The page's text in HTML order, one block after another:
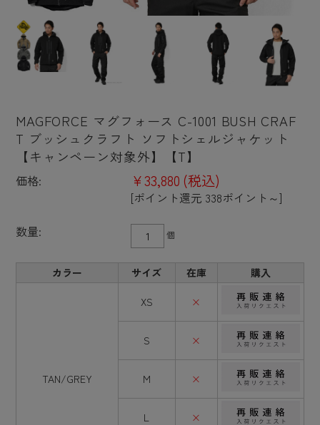
MAGFORCE マグフォース C-1001 BUSH CRAF
T ブッシュクラフト ソフトシェルジャケット
【キャンペーン対象外】【T】
価格: ¥33,880 (税込)
[ポイント還元 338ポイント～]
数量:
個
カラー サイズ 在庫 購入
TAN/GREY
XS ×
S ×
M ×
L ×